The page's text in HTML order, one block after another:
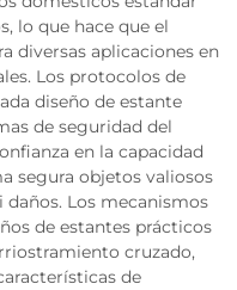
lo que hace que el
diversas aplicaciones en
Los protocolos de
diseño de estante
de seguridad del
en la capacidad
segura objetos valiosos
daños. Los mecanismos
de estantes prácticos
cruzado,
de